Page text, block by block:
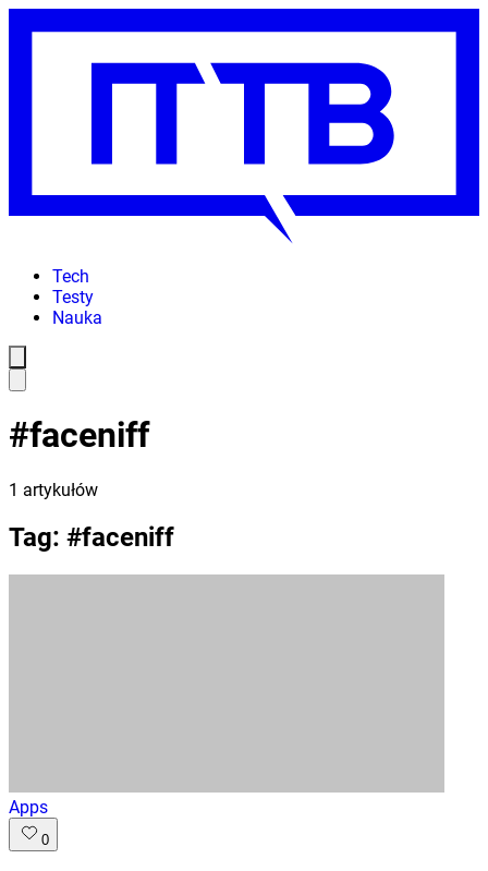
Tech
Testy
Nauka
#faceniff
1 artykułów
Tag: #faceniff
Apps
0